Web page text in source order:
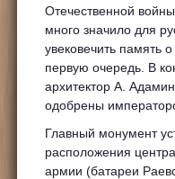
Отечественной
много значило для
увековечить память
первую очередь. В
архитектор А.
одобрены
Главный монумент
расположения
армии (батареи